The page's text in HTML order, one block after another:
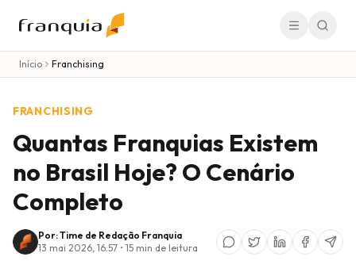
Início Franchising
FRANCHISING
Quantas Franquias Existem
no Brasil Hoje? O Cenário
Completo
Por: Time de Redação Franquia
13 mai 2026, 16:57 • 15 min de leitura